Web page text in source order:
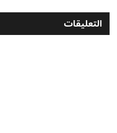
التعليقات